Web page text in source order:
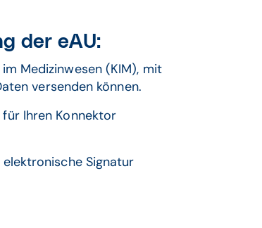
der eAU:
Medizinwesen (KIM), mit
versenden können.
Ihren Konnektor
Signatur